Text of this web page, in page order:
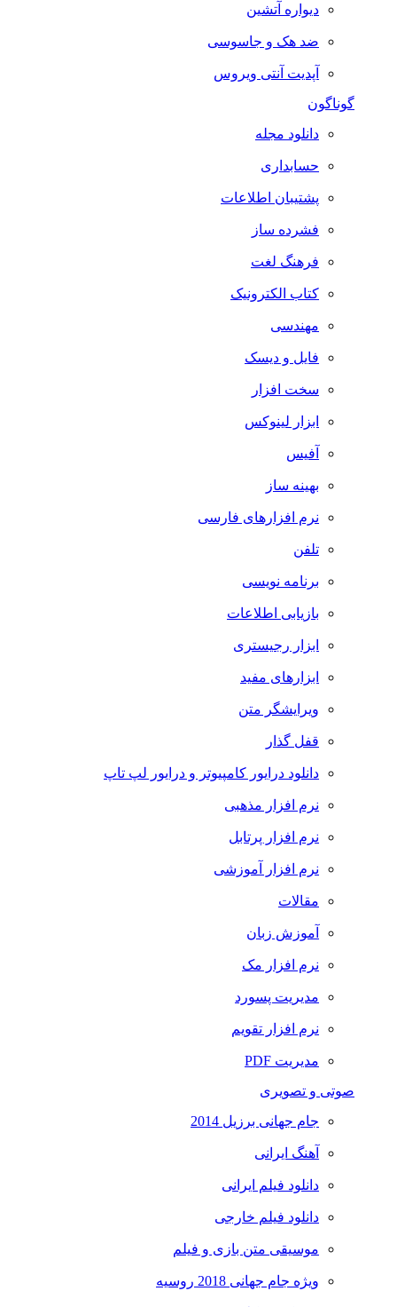
دیواره آتشین
ضد هک و جاسوسی
آپدیت آنتی ویروس
گوناگون
دانلود مجله
حسابداری
پشتیبان اطلاعات
فشرده ساز
فرهنگ لغت
کتاب الکترونیک
مهندسی
فایل و دیسک
سخت افزار
ابزار لینوکس
آفیس
بهینه ساز
نرم افزارهای فارسی
تلفن
برنامه نویسی
بازیابی اطلاعات
ابزار رجیستری
ابزارهای مفید
ویرایشگر متن
قفل گذار
دانلود درایور کامپیوتر و درایور لپ تاپ
نرم افزار مذهبی
نرم افزار پرتابل
نرم افزار آموزشی
مقالات
آموزش زبان
نرم افزار مک
مدیریت پسورد
نرم افزار تقویم
مدیریت PDF
صوتی و تصویری
جام جهانی برزیل 2014
آهنگ ایرانی
دانلود فیلم ایرانی
دانلود فیلم خارجی
موسیقی متن بازی و فیلم
ویژه جام جهانی 2018 روسیه